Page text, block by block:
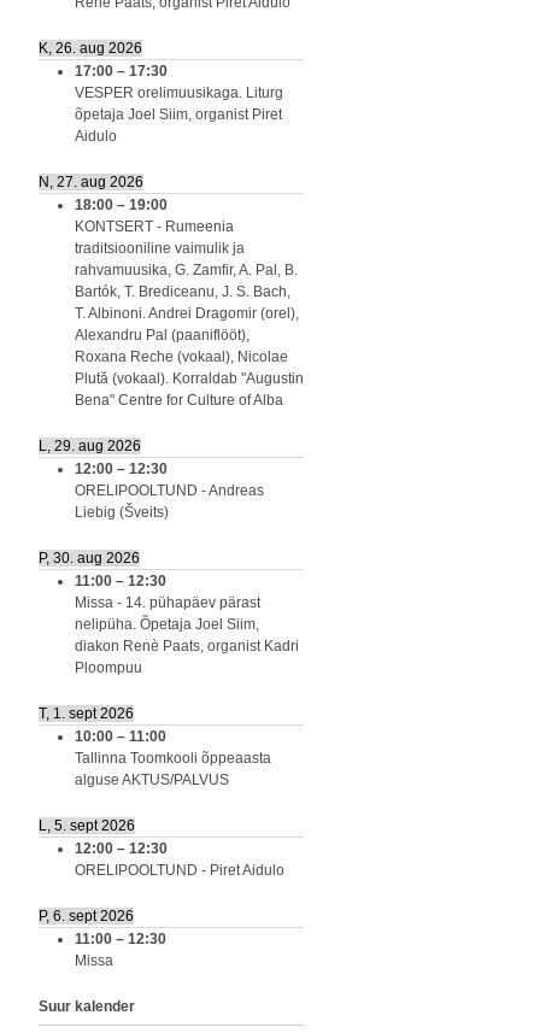
K, 26. aug 2026
17:00 – 17:30
VESPER orelimuusikaga. Liturg
õpetaja Joel Siim, organist Piret
Aidulo
N, 27. aug 2026
18:00 – 19:00
KONTSERT - Rumeenia
traditsiooniline vaimulik ja
rahvamuusika, G. Zamfir, A. Pal, B.
Bartók, T. Brediceanu, J. S. Bach,
T. Albinoni. Andrei Dragomir (orel),
Alexandru Pal (paaniflööt),
Roxana Reche (vokaal), Nicolae
Plută (vokaal). Korraldab "Augustin
Bena" Centre for Culture of Alba
L, 29. aug 2026
12:00 – 12:30
ORELIPOOLTUND - Andreas
Liebig (Šveits)
P, 30. aug 2026
11:00 – 12:30
Missa - 14. pühapäev pärast
nelipüha. Õpetaja Joel Siim,
diakon Renè Paats, organist Kadri
Ploompuu
T, 1. sept 2026
10:00 – 11:00
Tallinna Toomkooli õppeaasta
alguse AKTUS/PALVUS
L, 5. sept 2026
12:00 – 12:30
ORELIPOOLTUND - Piret Aidulo
P, 6. sept 2026
11:00 – 12:30
Missa
Suur kalender